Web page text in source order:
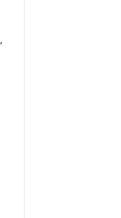
,